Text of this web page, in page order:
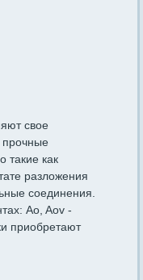
свое
прочные
такие как
разложения
соединения.
Ao, Aov -
приобретают